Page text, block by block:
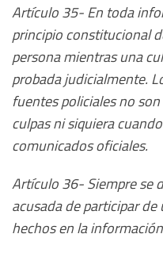
Artículo 35- En toda
principio constitucional
persona mientras una
probada judicialmente.
fuentes policiales no
culpas ni siquiera
comunicados oficiales.
Artículo 36- Siempre se
acusada de participar
hechos en la